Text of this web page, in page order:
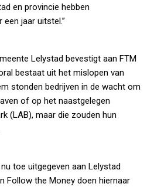
en provincie hebben
een jaar uitstel.”
Lelystad bevestigt aan FTM
bestaat uit het mislopen van
stonden bedrijven in de wacht om
of op het naastgelegen
(LAB), maar die zouden hun
toe uitgegeven aan Lelystad
Follow the Money doen hiernaar